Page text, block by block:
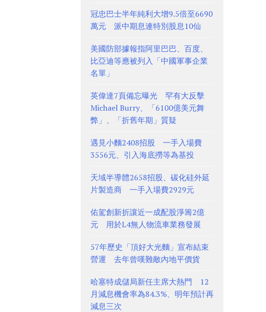
冠忠巴士半年純利大增9.5倍至6690
萬元 派中期息連特別股息10仙
美國防部據報指阿里巴巴、百度、
比亞迪等應被列入「中國軍事企業
名單」
英偉達7頁備忘曝光 罕有大反擊
Michael Burry、「6100億美元舞
弊」、「折舊年期」質疑
遇見小麵2408招股 一手入場費
3556元、引入海底撈等為基投
天域半導體2658招股、碳化硅外延
片製造商 一手入場費2929元
佑駕創新折讓近一成配股淨籌2億
元 用於L4無人物流車業務發展
57年歷史「頂好大光麵」宣布結束
營運 去年曾嘆難敵內地平價貨
哈塞特成儲局新任主席大熱門 12
月減息機會率為84.3%、明年預計再
減息三次